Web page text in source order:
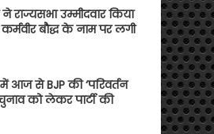
राज्यसभा उम्मीदवार किया
कर्मवीर बौद्ध के नाम पर लगी
आज से BJP की ‘परिवर्तन
चुनाव को लेकर पार्टी की